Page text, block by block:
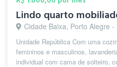
Lindo quarto
Cidade Baixa, Porto Alegre -
Unidade República Com uma
femininos e masculinos,
individual com cama de solteiro,